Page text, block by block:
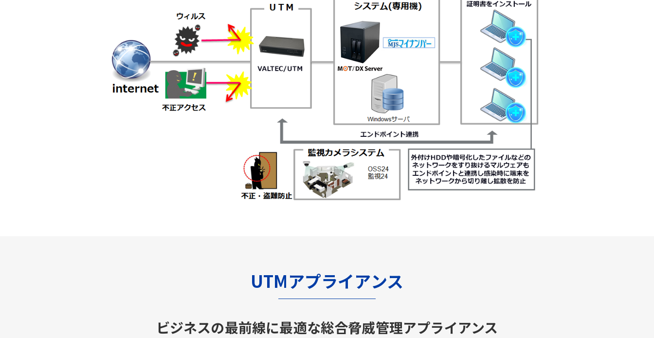
UTMアプライアンス
ビジネスの最前線に最適な総合脅威管理アプライアンス